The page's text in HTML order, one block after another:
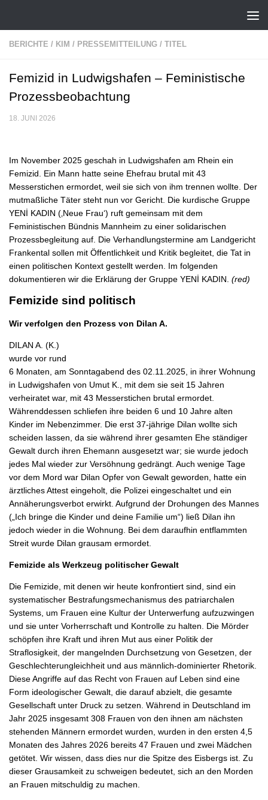
BERICHTE / KIM / PRESSEMITTEILUNG / TITEL
Femizid in Ludwigshafen – Feministische
Prozessbeobachtung
18. JUNI 2026
Im November 2025 geschah in Ludwigshafen am Rhein ein
Femizid. Ein Mann hatte seine Ehefrau brutal mit 43
Messerstichen ermordet, weil sie sich von ihm trennen wollte. Der
mutmaßliche Täter steht nun vor Gericht. Die kurdische Gruppe
YENİ KADIN (‚Neue Frau‘) ruft gemeinsam mit dem
Feministischen Bündnis Mannheim zu einer solidarischen
Prozessbegleitung auf. Die Verhandlungstermine am Landgericht
Frankental sollen mit Öffentlichkeit und Kritik begleitet, die Tat in
einen politischen Kontext gestellt werden. Im folgenden
dokumentieren wir die Erklärung der Gruppe YENİ KADIN. (red)
Femizide sind politisch
Wir verfolgen den Prozess von Dilan A.
DILAN A. (K.)
wurde vor rund
6 Monaten, am Sonntagabend des 02.11.2025, in ihrer Wohnung
in Ludwigshafen von Umut K., mit dem sie seit 15 Jahren
verheiratet war, mit 43 Messerstichen brutal ermordet.
Währenddessen schliefen ihre beiden 6 und 10 Jahre alten
Kinder im Nebenzimmer. Die erst 37-jährige Dilan wollte sich
scheiden lassen, da sie während ihrer gesamten Ehe ständiger
Gewalt durch ihren Ehemann ausgesetzt war; sie wurde jedoch
jedes Mal wieder zur Versöhnung gedrängt. Auch wenige Tage
vor dem Mord war Dilan Opfer von Gewalt geworden, hatte ein
ärztliches Attest eingeholt, die Polizei eingeschaltet und ein
Annäherungsverbot erwirkt. Aufgrund der Drohungen des Mannes
(„Ich bringe die Kinder und deine Familie um“) ließ Dilan ihn
jedoch wieder in die Wohnung. Bei dem daraufhin entflammten
Streit wurde Dilan grausam ermordet.
Femizide als Werkzeug politischer Gewalt
Die Femizide, mit denen wir heute konfrontiert sind, sind ein
systematischer Bestrafungsmechanismus des patriarchalen
Systems, um Frauen eine Kultur der Unterwerfung aufzuzwingen
und sie unter Vorherrschaft und Kontrolle zu halten. Die Mörder
schöpfen ihre Kraft und ihren Mut aus einer Politik der
Straflosigkeit, der mangelnden Durchsetzung von Gesetzen, der
Geschlechterungleichheit und aus männlich-dominierter Rhetorik.
Diese Angriffe auf das Recht von Frauen auf Leben sind eine
Form ideologischer Gewalt, die darauf abzielt, die gesamte
Gesellschaft unter Druck zu setzen. Während in Deutschland im
Jahr 2025 insgesamt 308 Frauen von den ihnen am nächsten
stehenden Männern ermordet wurden, wurden in den ersten 4,5
Monaten des Jahres 2026 bereits 47 Frauen und zwei Mädchen
getötet. Wir wissen, dass dies nur die Spitze des Eisbergs ist. Zu
dieser Grausamkeit zu schweigen bedeutet, sich an den Morden
an Frauen mitschuldig zu machen.